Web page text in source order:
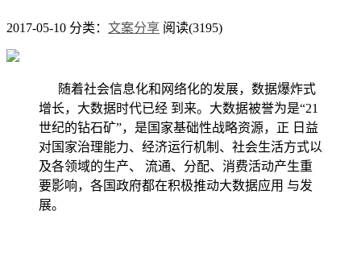
2017-05-10 分类： 文案分享 阅读(3195)
随着社会信息化和网络化的发展，数据爆炸式
增长，大数据时代已经 到来。大数据被誉为是“21
世纪的钻石矿”，是国家基础性战略资源，正 日益
对国家治理能力、经济运行机制、社会生活方式以
及各领域的生产、 流通、分配、消费活动产生重
要影响，各国政府都在积极推动大数据应用 与发
展。